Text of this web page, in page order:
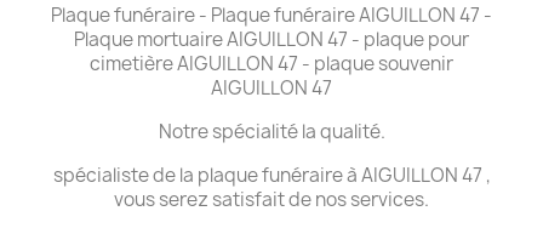
Plaque funéraire - Plaque funéraire AIGUILLON 47 -
Plaque mortuaire AIGUILLON 47 - plaque pour
cimetière AIGUILLON 47 - plaque souvenir
AIGUILLON 47
Notre spécialité la qualité.
spécialiste de la plaque funéraire à AIGUILLON 47 ,
vous serez satisfait de nos services.